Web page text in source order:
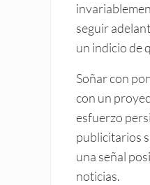
seguir
un indicio de
Soñar con
con un
esfuerzo
publicitarios
una señal
noticias.